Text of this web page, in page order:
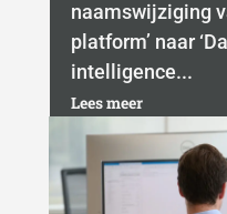
naamswijziging
platform’ naar
intelligence...
Lees meer